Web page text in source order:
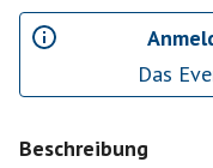
Das
Beschreibung